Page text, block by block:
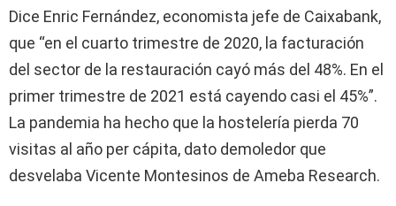
Dice Enric Fernández, economista jefe de Caixabank,
que “en el cuarto trimestre de 2020, la facturación
del sector de la restauración cayó más del 48%. En el
primer trimestre de 2021 está cayendo casi el 45%”.
La pandemia ha hecho que la hostelería pierda 70
visitas al año per cápita, dato demoledor que
desvelaba Vicente Montesinos de Ameba Research.